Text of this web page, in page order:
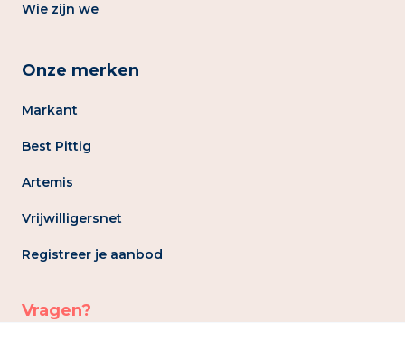
Wie zijn we
Onze merken
Markant
Best Pittig
Artemis
Vrijwilligersnet
Registreer je aanbod
Vragen?